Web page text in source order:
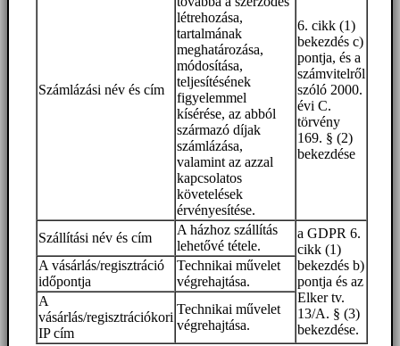
Számlázási név és cím
létrehozása,
tartalmának
meghatározása,
módosítása,
teljesítésének
figyelemmel
kísérése, az abból
származó díjak
számlázása,
valamint az azzal
kapcsolatos
követelések
érvényesítése.
6. cikk (1)
bekezdés c)
pontja, és a
számvitelről
szóló 2000.
évi C.
törvény
169. § (2)
bekezdése
Szállítási név és cím
A házhoz szállítás
lehetővé tétele.
a GDPR 6.
cikk (1)
bekezdés b)
pontja és az
Elker tv.
13/A. § (3)
bekezdése.
A vásárlás/regisztráció
időpontja
Technikai művelet
végrehajtása.
A
vásárlás/regisztrációkori
IP cím
Technikai művelet
végrehajtása.